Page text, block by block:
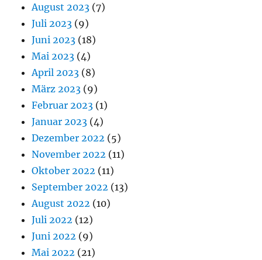
August 2023 (7)
Juli 2023 (9)
Juni 2023 (18)
Mai 2023 (4)
April 2023 (8)
März 2023 (9)
Februar 2023 (1)
Januar 2023 (4)
Dezember 2022 (5)
November 2022 (11)
Oktober 2022 (11)
September 2022 (13)
August 2022 (10)
Juli 2022 (12)
Juni 2022 (9)
Mai 2022 (21)